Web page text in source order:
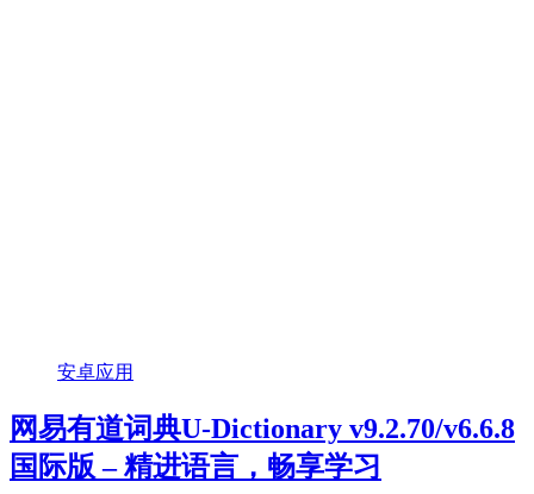
安卓应用
网易有道词典U-Dictionary v9.2.70/v6.6.8
国际版 – 精进语言，畅享学习